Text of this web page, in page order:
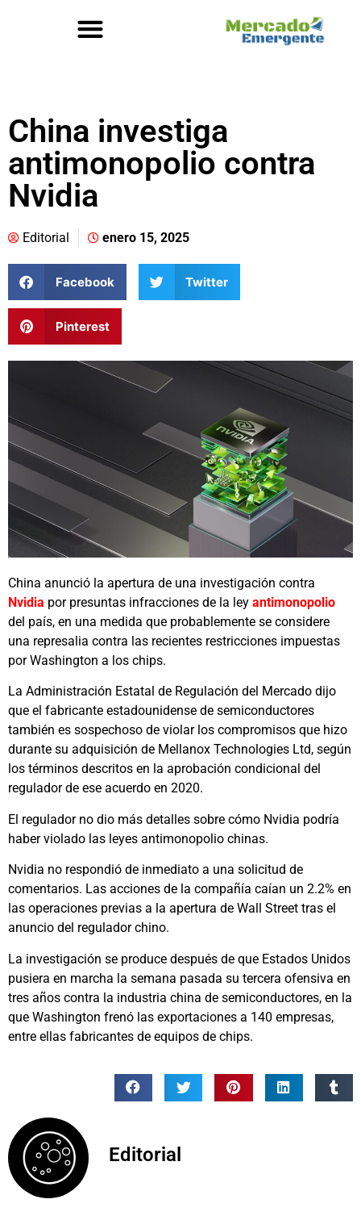
China investiga
antimonopolio contra
Nvidia
Editorial enero 15, 2025
Facebook Twitter
Pinterest
China anunció la apertura de una investigación contra
Nvidia por presuntas infracciones de la ley antimonopolio
del país, en una medida que probablemente se considere
una represalia contra las recientes restricciones impuestas
por Washington a los chips.
La Administración Estatal de Regulación del Mercado dijo
que el fabricante estadounidense de semiconductores
también es sospechoso de violar los compromisos que hizo
durante su adquisición de Mellanox Technologies Ltd, según
los términos descritos en la aprobación condicional del
regulador de ese acuerdo en 2020.
El regulador no dio más detalles sobre cómo Nvidia podría
haber violado las leyes antimonopolio chinas.
Nvidia no respondió de inmediato a una solicitud de
comentarios. Las acciones de la compañía caían un 2.2% en
las operaciones previas a la apertura de Wall Street tras el
anuncio del regulador chino.
La investigación se produce después de que Estados Unidos
pusiera en marcha la semana pasada su tercera ofensiva en
tres años contra la industria china de semiconductores, en la
que Washington frenó las exportaciones a 140 empresas,
entre ellas fabricantes de equipos de chips.
Editorial